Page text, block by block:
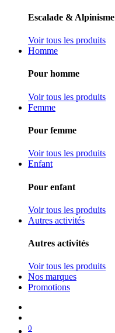
Escalade & Alpinisme
Voir tous les produits
Homme
Pour homme
Voir tous les produits
Femme
Pour femme
Voir tous les produits
Enfant
Pour enfant
Voir tous les produits
Autres activités
Autres activités
Voir tous les produits
Nos marques
Promotions
0